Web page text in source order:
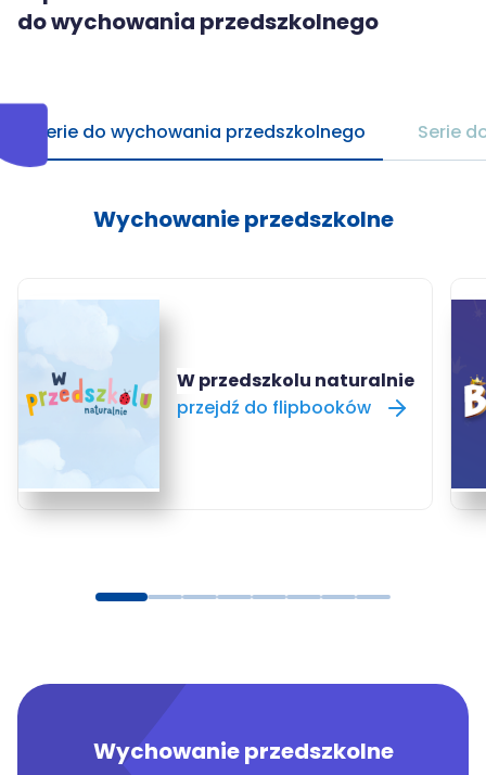
2017
MAC
Technologie
Dydaktyka
Aranżacje
Aranżacje
Katalogi
edukacyjnej
zobacz
katalogi
do wychowania przedszkolnego
Serie do wychowania przedszkolnego Serie
Wychowanie przedszkolne
W przedszkolu naturalnie
przejdź do flipbooków
Wychowanie przedszkolne